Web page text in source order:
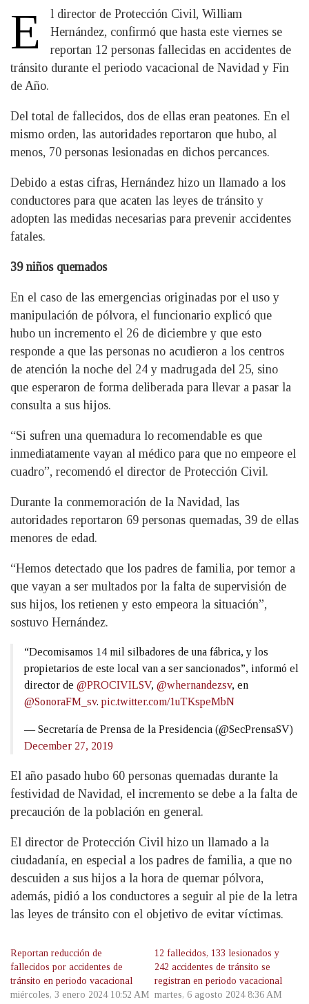
E
l director de Protección Civil, William
Hernández, confirmó que hasta este viernes se
reportan 12 personas fallecidas en accidentes de
tránsito durante el periodo vacacional de Navidad y Fin
de Año.
Del total de fallecidos, dos de ellas eran peatones. En el
mismo orden, las autoridades reportaron que hubo, al
menos, 70 personas lesionadas en dichos percances.
Debido a estas cifras, Hernández hizo un llamado a los
conductores para que acaten las leyes de tránsito y
adopten las medidas necesarias para prevenir accidentes
fatales.
39 niños quemados
En el caso de las emergencias originadas por el uso y
manipulación de pólvora, el funcionario explicó que
hubo un incremento el 26 de diciembre y que esto
responde a que las personas no acudieron a los centros
de atención la noche del 24 y madrugada del 25, sino
que esperaron de forma deliberada para llevar a pasar la
consulta a sus hijos.
“Si sufren una quemadura lo recomendable es que
inmediatamente vayan al médico para que no empeore el
cuadro”, recomendó el director de Protección Civil.
Durante la conmemoración de la Navidad, las
autoridades reportaron 69 personas quemadas, 39 de ellas
menores de edad.
“Hemos detectado que los padres de familia, por temor a
que vayan a ser multados por la falta de supervisión de
sus hijos, los retienen y esto empeora la situación”,
sostuvo Hernández.
“Decomisamos 14 mil silbadores de una fábrica, y los
propietarios de este local van a ser sancionados”, informó el
director de @PROCIVILSV, @whernandezsv, en
@SonoraFM_sv. pic.twitter.com/1uTKspeMbN
— Secretaría de Prensa de la Presidencia (@SecPrensaSV)
December 27, 2019
El año pasado hubo 60 personas quemadas durante la
festividad de Navidad, el incremento se debe a la falta de
precaución de la población en general.
El director de Protección Civil hizo un llamado a la
ciudadanía, en especial a los padres de familia, a que no
descuiden a sus hijos a la hora de quemar pólvora,
además, pidió a los conductores a seguir al pie de la letra
las leyes de tránsito con el objetivo de evitar víctimas.
Reportan reducción de
fallecidos por accidentes de
tránsito en periodo vacacional
miércoles, 3 enero 2024 10:52 AM
12 fallecidos, 133 lesionados y
242 accidentes de tránsito se
registran en periodo vacacional
martes, 6 agosto 2024 8:36 AM